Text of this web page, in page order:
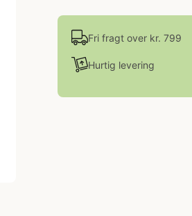
Fri fragt over kr. 799
Hurtig levering